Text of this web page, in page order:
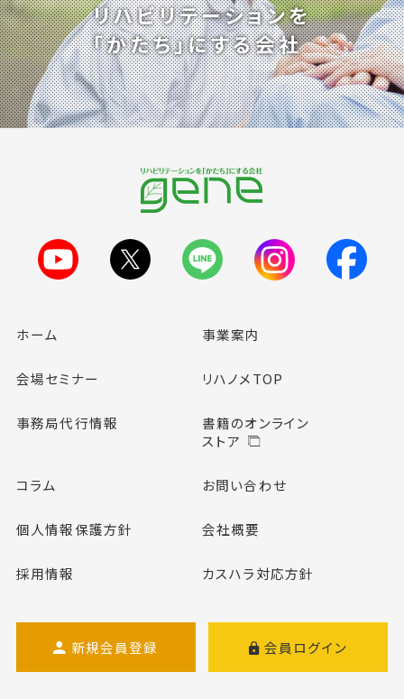
リハビリテーションを
「かたち」にする会社
ホーム 事業案内
会場セミナー リハノメTOP
事務局代行情報
書籍のオンライン
ストア
コラム お問い合わせ
個人情報保護方針 会社概要
採用情報 カスハラ対応方針
新規会員登録 会員ログイン